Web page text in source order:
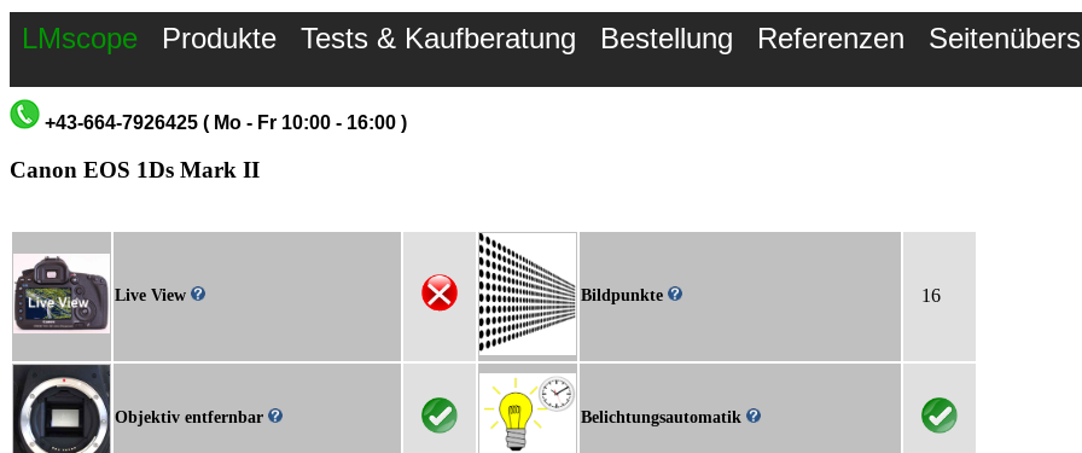
LMscope Produkte Tests & Kaufberatung Bestellung Referenzen
+43-664-7926425 ( Mo - Fr 10:00 - 16:00 )
Canon EOS 1Ds Mark II
Live View Bildpunkte 16
Objektiv entfernbar Belichtungsautomatik